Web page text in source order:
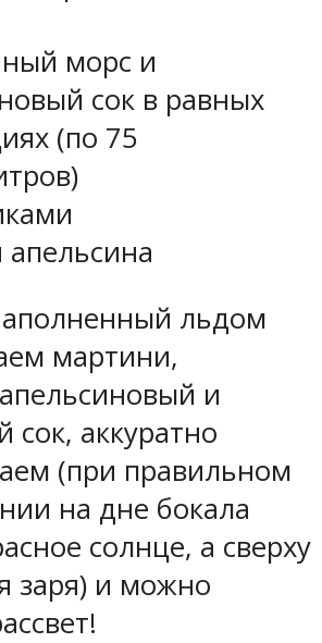
морс и
сок в равных
(по 75
льдом
мартини,
и
сок, аккуратно
(при правильном
на дне бокала
солнце, а сверху
заря) и можно